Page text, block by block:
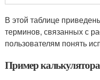
В этой таблице
терминов, связанных с
пользователям понять
Пример